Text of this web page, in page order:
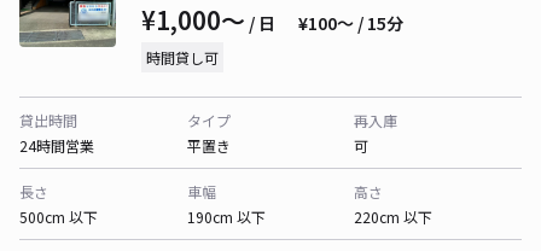
¥1,000〜 / 日 ¥100〜 / 15分
時間貸し可
貸出時間
24時間営業
タイプ
平置き
再入庫
可
長さ
500cm 以下
車幅
190cm 以下
高さ
220cm 以下